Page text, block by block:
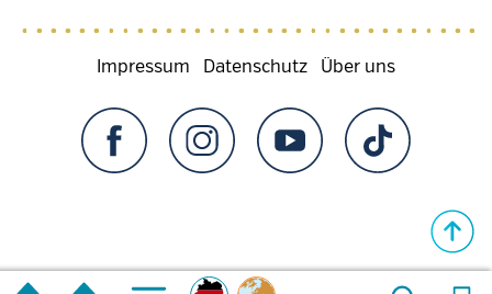
Fußzeilenmenü
Impressum Datenschutz Über uns